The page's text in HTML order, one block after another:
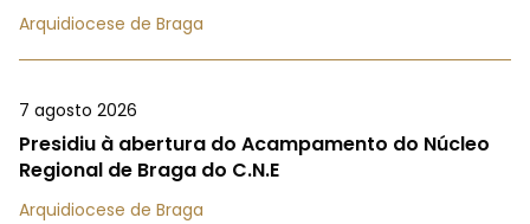
Arquidiocese de Braga
7 agosto 2026
Presidiu à abertura do Acampamento do Núcleo
Regional de Braga do C.N.E
Arquidiocese de Braga